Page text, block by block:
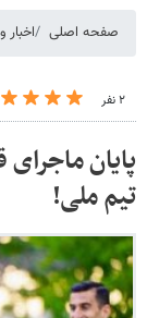
صفحه اصلی
۲ نفر
پایان
تیم ملی!